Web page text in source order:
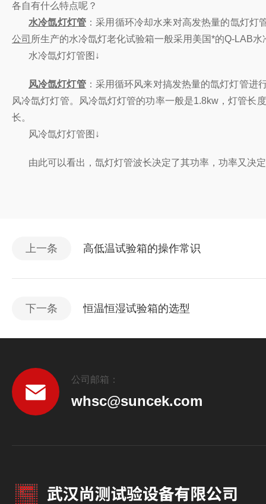
各自有什么特点呢？
水冷氙灯灯管 ：采用循环冷却水来对高发热量的氙灯
公司 所生产的水冷氙灯老化试验箱一般采用美国*的Q-LAB水
水冷氙灯灯管图↓
风冷氙灯灯管： 采用循环风来对搞发热量的氙灯灯管进
风冷氙灯灯管。
风冷氙灯灯管的功率一般是1.8kw ，灯管长
长。
风冷氙灯灯管图↓
由此可以看出，氙灯灯管波长决定了其功率，功率又决
上一条 高低温试验箱的操作常识
下一条 恒温恒湿试验箱的选型
公司邮箱：
whsc@suncek.com